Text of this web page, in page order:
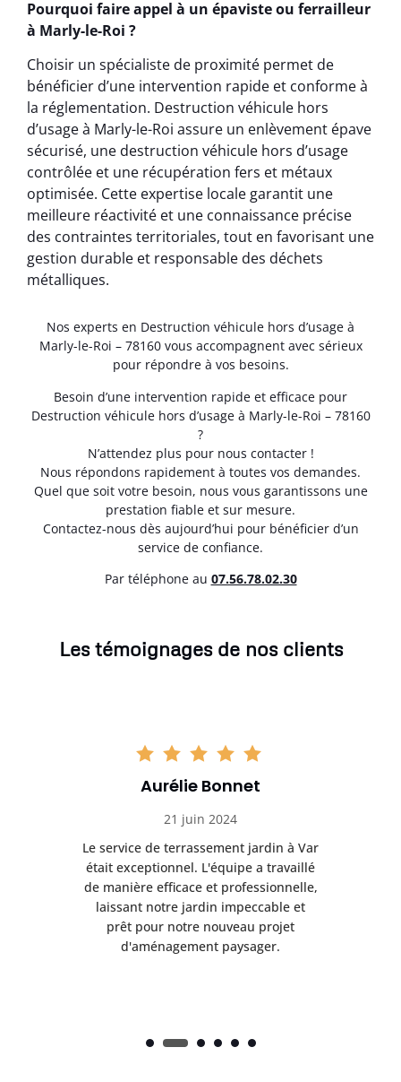
Pourquoi faire appel à un épaviste ou ferrailleur
à Marly-le-Roi ?
Choisir un spécialiste de proximité permet de
bénéficier d’une intervention rapide et conforme à
la réglementation. Destruction véhicule hors
d’usage à Marly-le-Roi assure un enlèvement épave
sécurisé, une destruction véhicule hors d’usage
contrôlée et une récupération fers et métaux
optimisée. Cette expertise locale garantit une
meilleure réactivité et une connaissance précise
des contraintes territoriales, tout en favorisant une
gestion durable et responsable des déchets
métalliques.
Nos experts en Destruction véhicule hors d’usage à
Marly-le-Roi – 78160 vous accompagnent avec sérieux
pour répondre à vos besoins.
Besoin d’une intervention rapide et efficace pour
Destruction véhicule hors d’usage à Marly-le-Roi – 78160
?
N’attendez plus pour nous contacter !
Nous répondons rapidement à toutes vos demandes.
Quel que soit votre besoin, nous vous garantissons une
prestation fiable et sur mesure.
Contactez-nous dès aujourd’hui pour bénéficier d’un
service de confiance.
Par téléphone au 07.56.78.02.30
Les témoignages de nos clients
Aurélie Bonnet
21 juin 2024
Le service de terrassement jardin à Var
était exceptionnel. L'équipe a travaillé
de manière efficace et professionnelle,
laissant notre jardin impeccable et
prêt pour notre nouveau projet
d'aménagement paysager.